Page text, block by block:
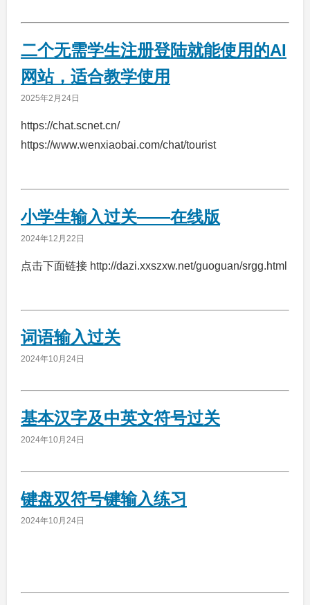
二个无需学生注册登陆就能使用的AI
网站，适合教学使用
2025年2月24日
https://chat.scnet.cn/
https://www.wenxiaobai.com/chat/tourist
小学生输入过关——在线版
2024年12月22日
点击下面链接 http://dazi.xxszxw.net/guoguan/srgg.html
词语输入过关
2024年10月24日
基本汉字及中英文符号过关
2024年10月24日
键盘双符号键输入练习
2024年10月24日